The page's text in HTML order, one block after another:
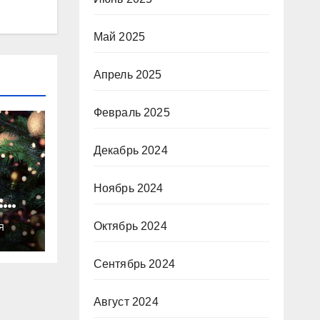
Май 2025
Апрель 2025
Февраль 2025
Декабрь 2024
Ноябрь 2024
Октябрь 2024
Сентябрь 2024
Август 2024